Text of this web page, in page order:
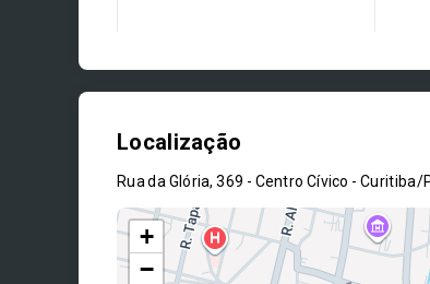
Localização
Rua da Glória, 369 - Centro Cívico - Curitiba/
+
−